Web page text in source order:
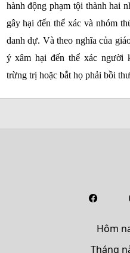
hành động phạm tội thành hai
gây hại đến thể xác và nhóm
danh dự. Và theo nghĩa của
ý xâm hại đến thể xác người
trừng trị hoặc bắt họ phải bồi
Hôm
Tháng